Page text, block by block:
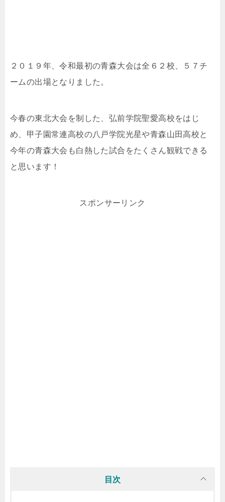
２０１９年、令和最初の青森大会は全６２校、５７チ
ームの出場となりました。
今春の東北大会を制した、弘前学院聖愛高校をはじ
め、甲子園常連高校の八戸学院光星や青森山田高校と
今年の青森大会も白熱した試合をたくさん観戦できる
と思います！
スポンサーリンク
目次